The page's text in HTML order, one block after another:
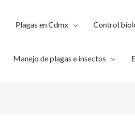
Plagas en Cdmx Control
Manejo de plagas e insectos